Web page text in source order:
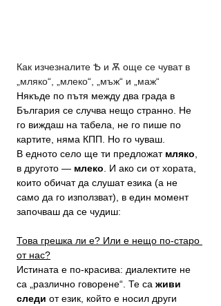
Как изчезналите Ѣ и Ѫ още се чуват в
„мляко“, „млеко“, „мъж“ и „маж“
Някъде по пътя между два града в
България се случва нещо странно. Не
го виждаш на табела, не го пише по
картите, няма КПП. Но го чуваш.
В едното село ще ти предложат мляко
в другото — млеко . И ако си от хората,
които обичат да слушат езика (а не
само да го използват), в един момент
започваш да се чудиш:
Това грешка ли е? Или е нещо по-старо
от нас?
Истината е по-красива: диалектите не
са „различно говорене“. Те са живи
следи от език, който е носил други